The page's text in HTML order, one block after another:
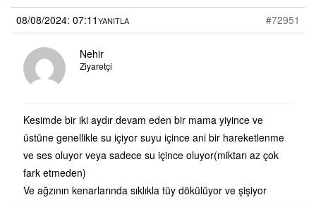
08/08/2024: 07:11
#72951
YANITLA
Nehir
Ziyaretçi
Kesimde bir iki aydır devam eden bir mama yiyince ve
üstüne genellikle su içiyor suyu içince ani bir hareketlenme
ve ses oluyor veya sadece su içince oluyor(miktarı az çok
fark etmeden)
Ve ağzının kenarlarında sıklıkla tüy dökülüyor ve şişiyor